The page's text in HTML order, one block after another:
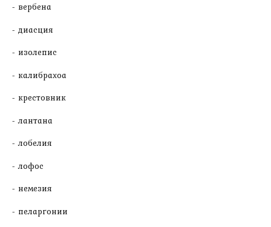
вербена
диасция
изолепис
калибрахоа
крестовник
лантана
лобелия
лофос
немезия
пеларгонии